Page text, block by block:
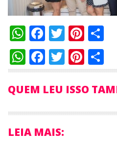
WhatsApp
Facebook
Twitter
WhatsApp
Facebook
Twitter
QUEM LEU ISSO
LEIA MAIS: